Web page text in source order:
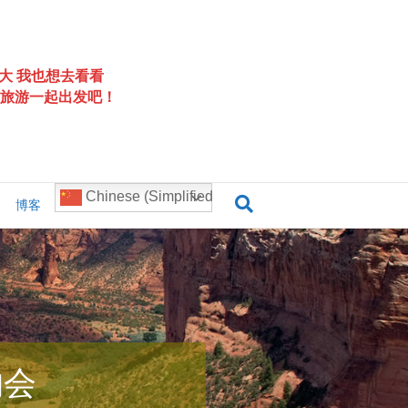
我也想去看看
游一起出发吧！
博客
Chinese (Simplified)